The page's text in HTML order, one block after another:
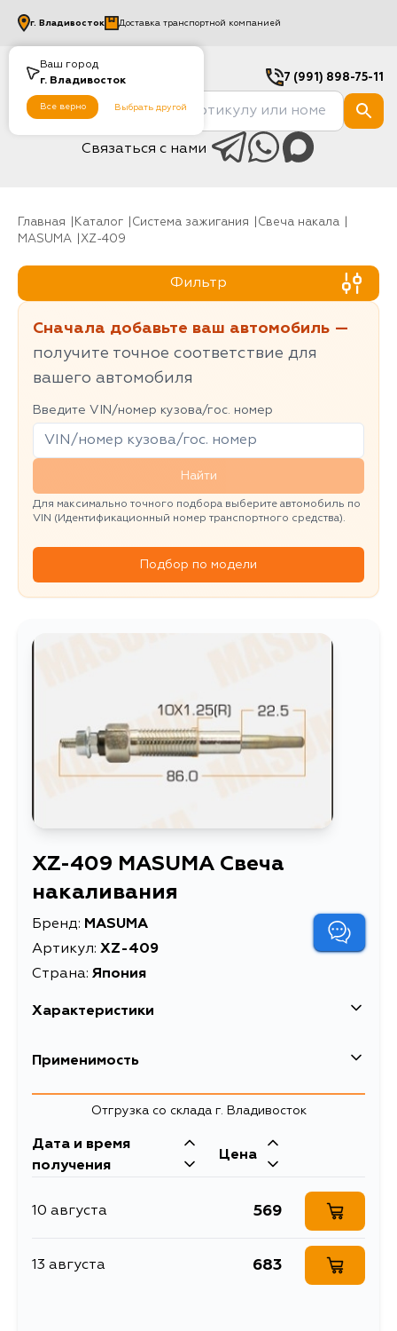
Ваш город
г. Владивосток
Все верно Выбрать другой
г. Владивосток Доставка транспортной компанией
7 (991) 898-75-11
Связаться с нами
Главная Каталог Система зажигания
Свеча накала
MASUMA
XZ-409
Фильтр
Сначала добавьте ваш автомобиль —
получите точное соответствие для
вашего автомобиля
Введите VIN/номер кузова/гос. номер
Найти
Для максимально точного подбора выберите автомобиль по
VIN (Идентификационный номер транспортного средства).
Подбор по модели
XZ-409 MASUMA Свеча
накаливания
Бренд: MASUMA
Артикул: XZ-409
Страна: Япония
Характеристики
EAN-13
Длина упаковки, мм
Масса, кг 0.03
Описание Свеча накаливания
Расширенное описание
Свеча накаливания
MASUMA PZ-39 /WL-T
Применимость
Mazda
Кузов Двигатель
LVEW, LVEWE, LVLR, LVLW, GE5P,
SG5W, SGE3, SGEW, SGL3, SGL5,
SGLR, SGLW
Отгрузка со склада г. Владивосток
Дата и время
получения
Цена
10 августа 569
13 августа 683